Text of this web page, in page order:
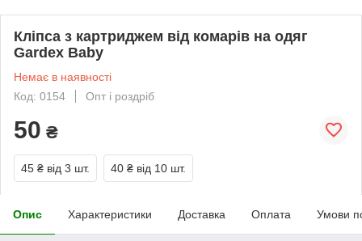
Кліпса з картриджем від комарів на одяг
Gardex Baby
Немає в наявності
Код: 0154
Опт і роздріб
50 ₴
45 ₴ від 3 шт. 40 ₴ від 10 шт.
Опис Характеристики Доставка Оплата Умови